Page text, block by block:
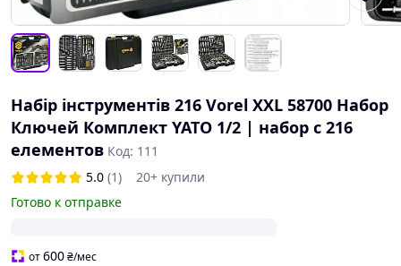
Набір інструментів 216 Vorel XXL 58700 Набор
Ключей Комплект YATO 1/2 | набор с 216
елементов Код: 111
5.0 (1)
20+ купили
Готово к отправке
от600₴/мес